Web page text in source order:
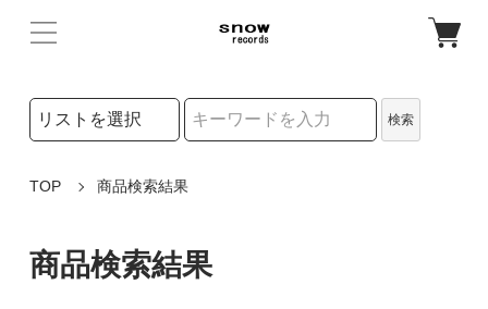
検索リストの選択
検索
TOP 商品検索結果
商品検索結果